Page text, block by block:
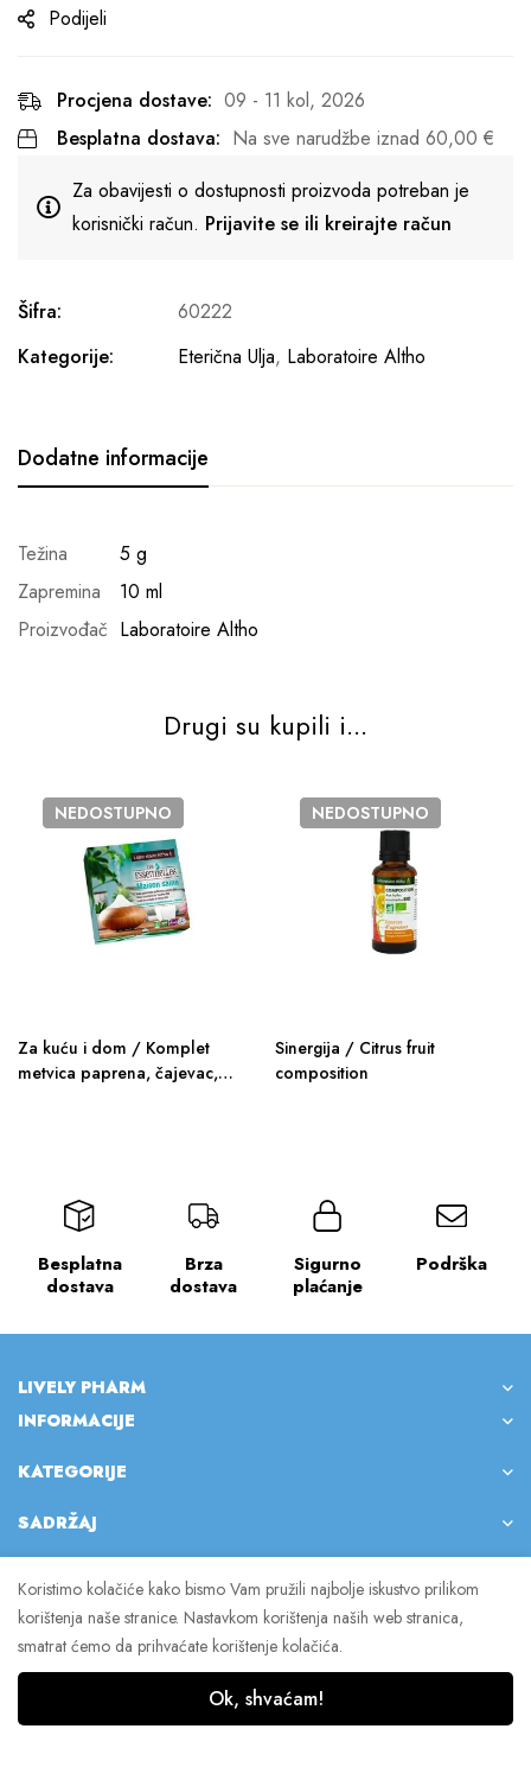
Podijeli
Procjena dostave: 09 - 11 kol, 2026
Besplatna dostava: Na sve narudžbe iznad 60,00 €
Za obavijesti o dostupnosti proizvoda potreban je
korisnički račun. Prijavite se ili kreirajte račun
Šifra:
60222
Kategorije:
Eterična Ulja, Laboratoire Altho
Dodatne informacije
Težina
5 g
Zapremina
10 ml
Proizvođač Laboratoire Altho
Drugi su kupili i...
NEDOSTUPNO
Za kuću i dom / Komplet
metvica paprena, čajevac,
NEDOSTUPNO
Sinergija / Citrus fruit
composition
Besplatna
dostava
Brza
dostava
Sigurno
plaćanje
Podrška
LIVELY PHARM
INFORMACIJE
KATEGORIJE
SADRŽAJ
© 2023 Lively Pharm. Sva prava pridržana.
Koristimo kolačiće kako bismo Vam pružili najbolje iskustvo prilikom
korištenja naše stranice. Nastavkom korištenja naših web stranica,
smatrat ćemo da prihvaćate korištenje kolačića.
Ok, shvaćam!